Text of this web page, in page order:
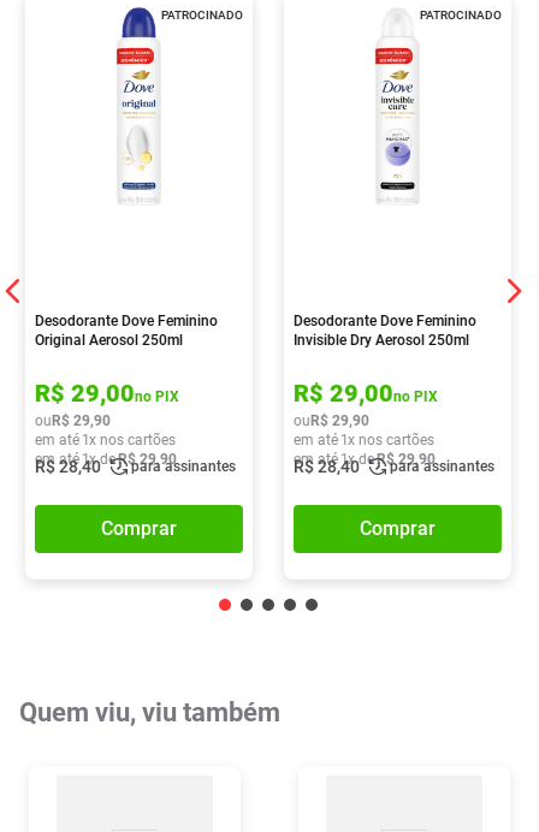
PATROCINADO
Desodorante Dove Feminino
Original Aerosol 250ml
R$ 29,00no PIX
ou R$ 29,90
em até 1x nos cartões
em até 1x deR$ 29,90
R$28,40 para assinantes
Comprar
PATROCINADO
Desodorante Dove Feminino
Invisible Dry Aerosol 250ml
R$ 29,00no PIX
ou R$ 29,90
em até 1x nos cartões
em até 1x deR$ 29,90
R$28,40 para assinantes
Comprar
Quem viu, viu também